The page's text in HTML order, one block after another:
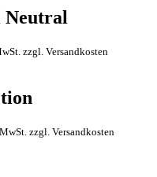
Neutral
CHF
zzgl. Versandkosten
zzgl. Versandkosten